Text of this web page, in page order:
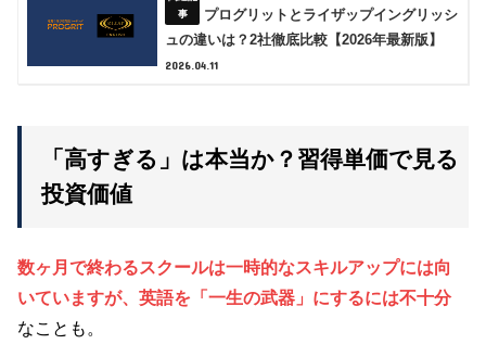
プログリットとライザップイングリッシ
ュの違いは？2社徹底比較【2026年最新版】
2026.04.11
「高すぎる」は本当か？習得単価で見る
投資価値
数ヶ月で終わるスクールは一時的なスキルアップには向
いていますが、英語を「一生の武器」にするには不十分
なことも。